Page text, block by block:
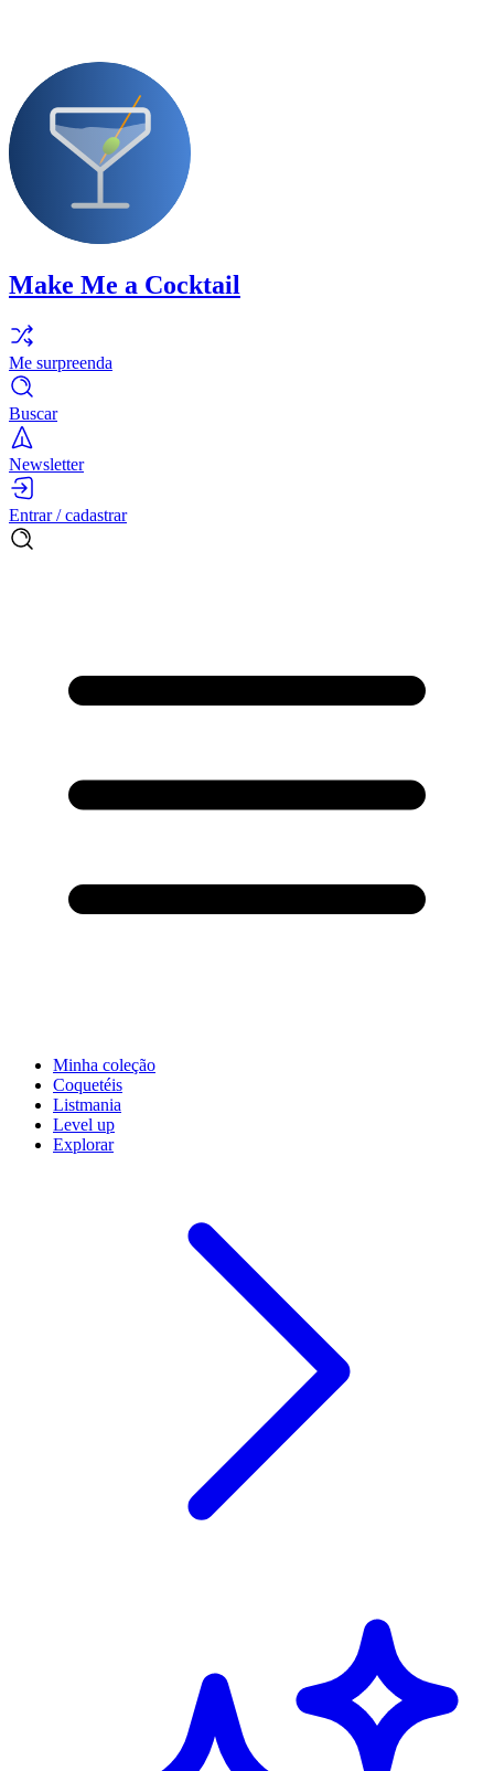
Make Me a Cocktail
Me surpreenda
Buscar
Newsletter
Entrar / cadastrar
Minha coleção
Coquetéis
Listmania
Level up
Explorar